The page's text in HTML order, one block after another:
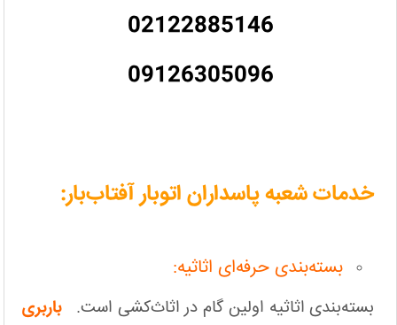
02122885146
09126305096
خدمات شعبه پاسداران اتوبار آفتاب‌بار:
بسته‌بندی حرفه‌ای اثاثیه:
بسته‌بندی اثاثیه اولین گام در اثاث‌کشی است.
باربری